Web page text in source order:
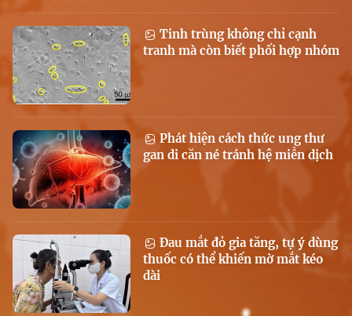
Tinh trùng không chỉ cạnh
tranh mà còn biết phối hợp nhóm
Phát hiện cách thức ung thư
gan di căn né tránh hệ miễn dịch
Đau mắt đỏ gia tăng, tự ý dùng
thuốc có thể khiến mờ mắt kéo
dài